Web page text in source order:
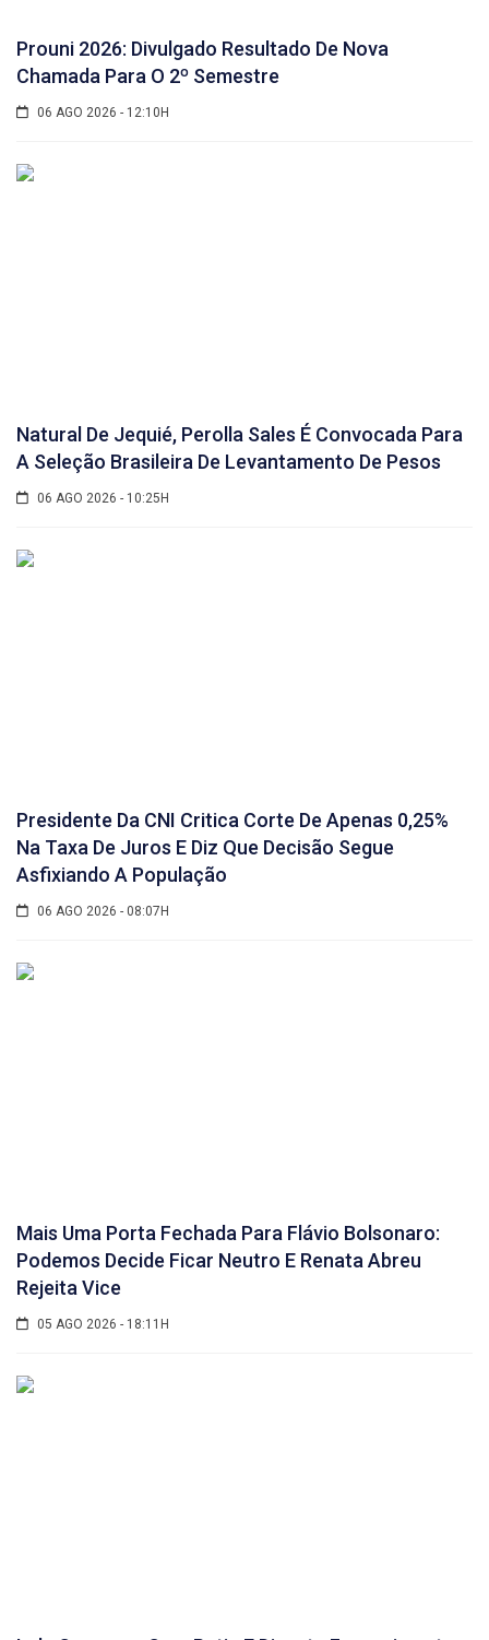
Prouni 2026: Divulgado Resultado De Nova
Chamada Para O 2º Semestre
06 AGO 2026 - 12:10H
Natural De Jequié, Perolla Sales É Convocada Para
A Seleção Brasileira De Levantamento De Pesos
06 AGO 2026 - 10:25H
Presidente Da CNI Critica Corte De Apenas 0,25%
Na Taxa De Juros E Diz Que Decisão Segue
Asfixiando A População
06 AGO 2026 - 08:07H
Mais Uma Porta Fechada Para Flávio Bolsonaro:
Podemos Decide Ficar Neutro E Renata Abreu
Rejeita Vice
05 AGO 2026 - 18:11H